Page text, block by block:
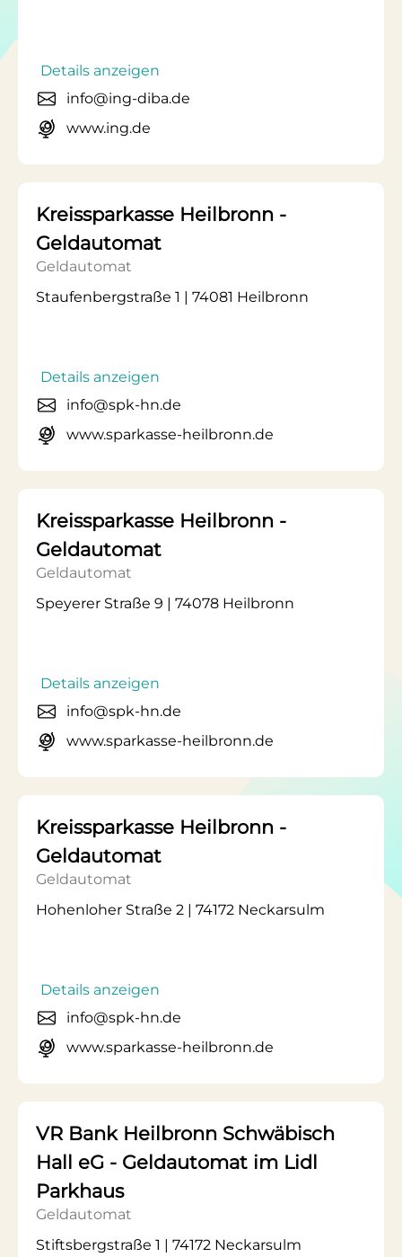
Details anzeigen
info@ing-diba.de
www.ing.de
Kreissparkasse Heilbronn -
Geldautomat
Geldautomat
Staufenbergstraße 1 | 74081 Heilbronn
Details anzeigen
info@spk-hn.de
www.sparkasse-heilbronn.de
Kreissparkasse Heilbronn -
Geldautomat
Geldautomat
Speyerer Straße 9 | 74078 Heilbronn
Details anzeigen
info@spk-hn.de
www.sparkasse-heilbronn.de
Kreissparkasse Heilbronn -
Geldautomat
Geldautomat
Hohenloher Straße 2 | 74172 Neckarsulm
Details anzeigen
info@spk-hn.de
www.sparkasse-heilbronn.de
VR Bank Heilbronn Schwäbisch
Hall eG - Geldautomat im Lidl
Parkhaus
Geldautomat
Stiftsbergstraße 1 | 74172 Neckarsulm